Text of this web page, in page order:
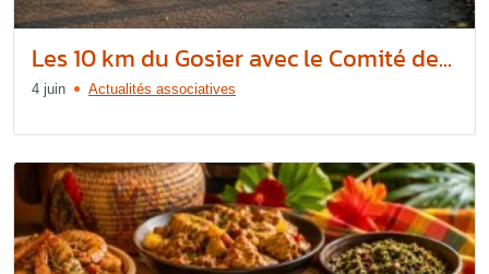
Les 10 km du Gosier avec le Comité de...
4 juin Actualités associatives